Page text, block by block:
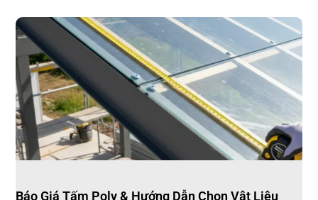
Báo Giá Tấm Poly & Hướng Dẫn Chọn Vật Liệu